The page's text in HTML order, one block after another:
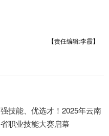
【责任编辑:李霞】
强技能、优选才！2025年云南
省职业技能大赛启幕